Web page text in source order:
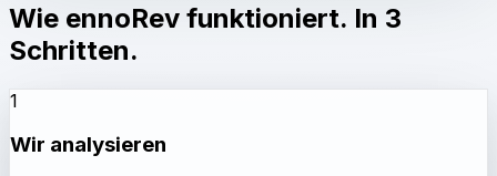
Wie ennoRev funktioniert. In 3
Schritten.
1
Wir analysieren